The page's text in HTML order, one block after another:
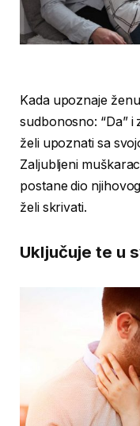
Kada upoznaje
sudbonosno: “Da”
želi upoznati sa
Zaljubljeni
postane dio
želi skrivati.
Uključuje te u